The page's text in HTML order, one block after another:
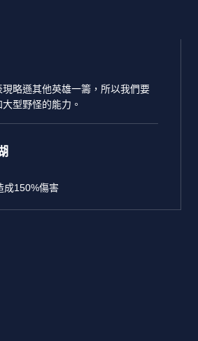
略遜其他英雄一籌，所以我們要
型野怪的能力。
成150%傷害